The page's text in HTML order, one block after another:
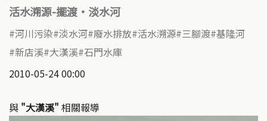
活水溯源-擺渡‧淡水河
河川污染 淡水河 廢水排放 活水溯源 三腳渡 基隆河
新店溪 大漢溪 石門水庫
2010-05-24 00:00
與 "大漢溪" 相關報導